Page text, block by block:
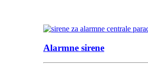
Alarmne sirene